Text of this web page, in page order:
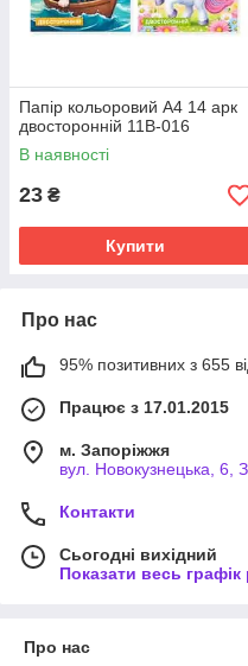
Папір кольоровий А4 14 арк
двосторонній 11В-016
В наявності
23 ₴
Купити
Про нас
95% позитивних з 655
Працює з 17.01.2015
м. Запоріжжя
вул. Новокузнецька, 6,
Контакти
Сьогодні вихідний
Показати весь графік
Про нас